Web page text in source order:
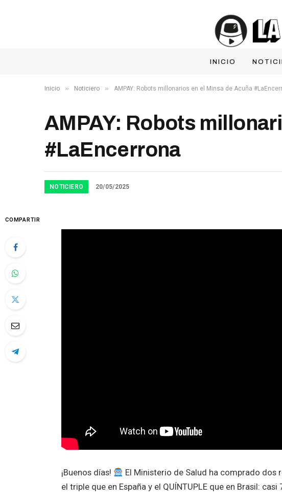
INICIO
Inicio » Noticiero » AMPAY: Robots millonarios en el Minsa de Acuña
AMPAY: Robots
#LaEncerrona
NOTICIERO 20/05/2025
COMPARTIR
¡Buenos días!
El Ministerio de Salud ha comprado dos
el triple que en España y el QUÍNTUPLE que en Brasil: